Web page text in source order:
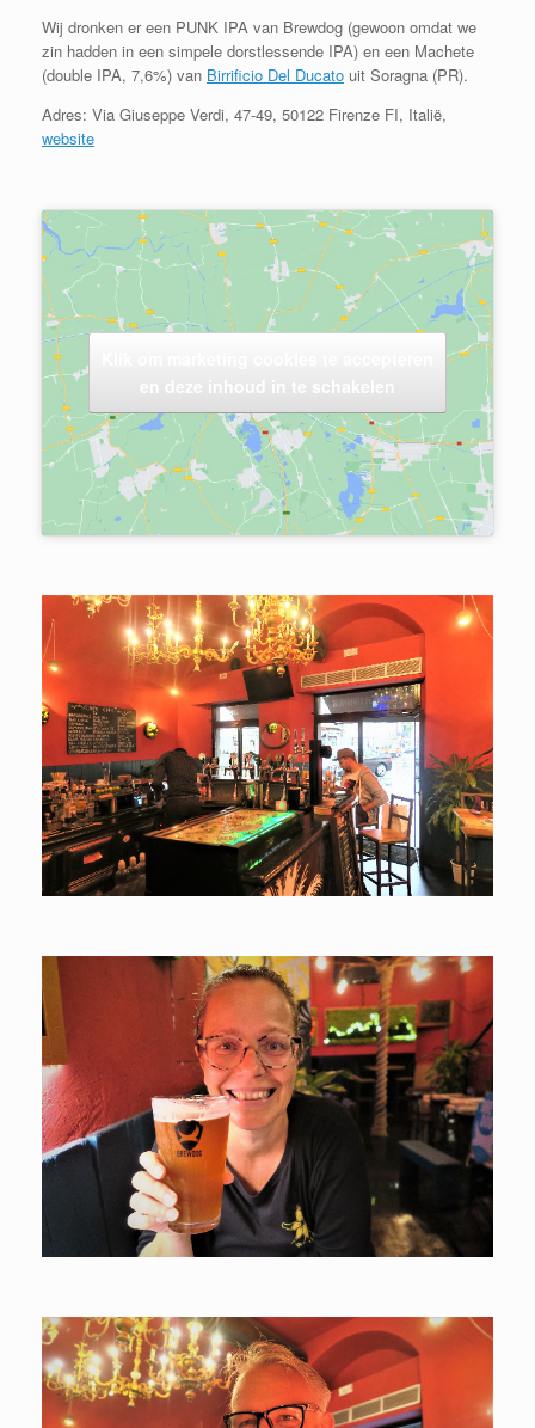
Wij dronken er een PUNK IPA van Brewdog (gewoon omdat we
zin hadden in een simpele dorstlessende IPA) en een Machete
(double IPA, 7,6%) van Birrificio Del Ducato uit Soragna (PR).
Adres: Via Giuseppe Verdi, 47-49, 50122 Firenze FI, Italië,
website
en deze inhoud in te schakelen